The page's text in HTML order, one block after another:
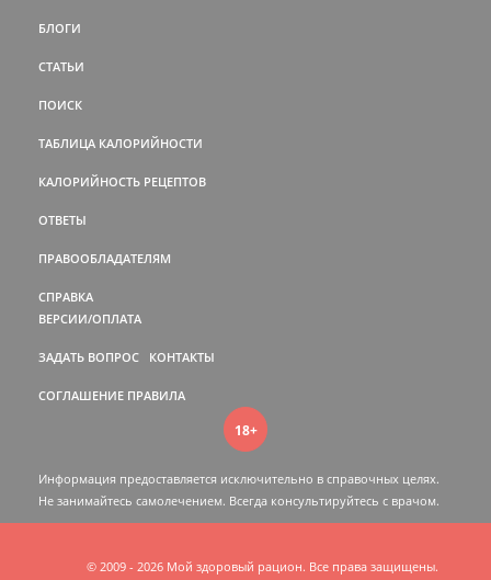
БЛОГИ
СТАТЬИ
ПОИСК
ТАБЛИЦА КАЛОРИЙНОСТИ
КАЛОРИЙНОСТЬ РЕЦЕПТОВ
ОТВЕТЫ
ПРАВООБЛАДАТЕЛЯМ
СПРАВКА
ВЕРСИИ/ОПЛАТА
ЗАДАТЬ ВОПРОС КОНТАКТЫ
СОГЛАШЕНИЕ ПРАВИЛА
18+
Информация предоставляется исключительно в справочных целях.
Не занимайтесь самолечением. Всегда консультируйтесь c врачом.
© 2009 - 2026 Мой здоровый рацион. Все права защищены.